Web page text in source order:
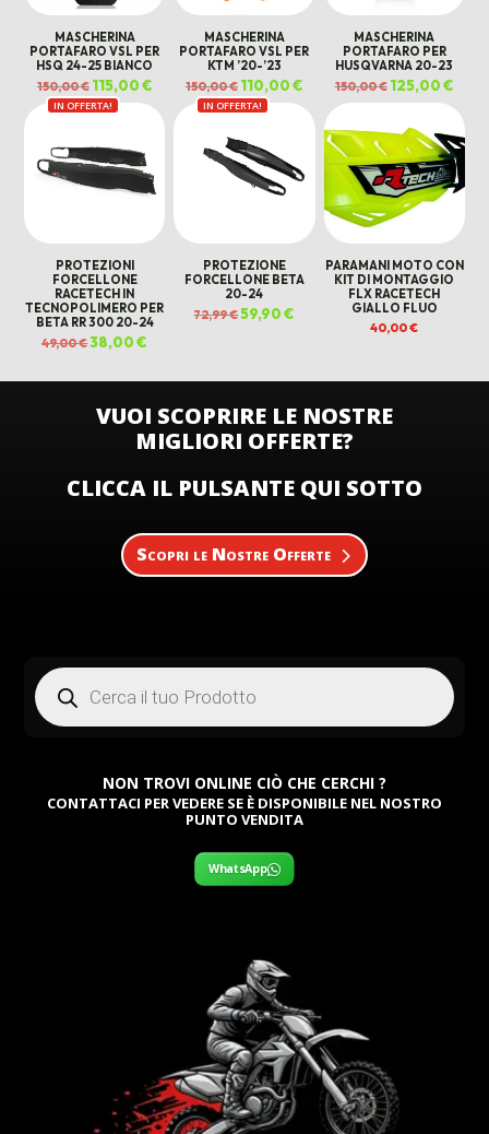
MASCHERINA
PORTAFARO VSL PER
HSQ 24-25 BIANCO
150,00€ Il
prezzo
originale
era:
115,00€Il
prezzo
attuale
è:
115,00 €.
MASCHERINA
PORTAFARO VSL PER
KTM ’20-’23
150,00€ Il
prezzo
originale
era:
110,00€Il
prezzo
attuale
è:
110,00 €.
MASCHERINA
PORTAFARO PER
HUSQVARNA 20-23
150,00€ Il
prezzo
originale
150,00 €.
125,00€Il
è:
IN OFFERTA!
PROTEZIONI
FORCELLONE
RACETECH IN
TECNOPOLIMERO PER
BETA RR 300 20-24
49,00€Il
prezzo
49,00 €.
38,00€
38,00 €.
IN OFFERTA!
PROTEZIONE
FORCELLONE BETA
20-24
72,99€Il
prezzo
59,90€
PARAMANI MOTO CON
KIT DI MONTAGGIO
FLX RACETECH
GIALLO FLUO
40,00€
VUOI SCOPRIRE LE NOSTRE
MIGLIORI OFFERTE?
CLICCA IL PULSANTE QUI SOTTO
Scopri le Nostre Offerte
Products
search
NON TROVI ONLINE CIÒ CHE CERCHI ?
CONTATTACI PER VEDERE SE È DISPONIBILE NEL NOSTRO
PUNTO VENDITA
WhatsApp